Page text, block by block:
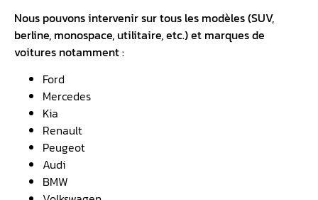
Nous pouvons intervenir sur tous les modèles (SUV,
berline, monospace, utilitaire, etc.) et marques de
voitures notamment :
Ford
Mercedes
Kia
Renault
Peugeot
Audi
BMW